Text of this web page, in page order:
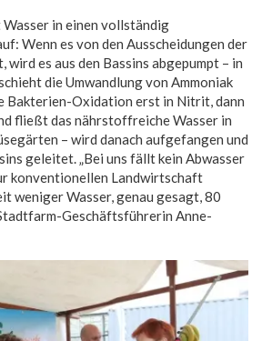
in einen vollständig
Wenn es von den Ausscheidungen der
es aus den Bassins abgepumpt – in
die Umwandlung von Ammoniak
Bakterien-Oxidation erst in Nitrit, dann
fließt das nährstoffreiche Wasser in
– wird danach aufgefangen und
geleitet. „Bei uns fällt kein Abwasser
konventionellen Landwirtschaft
weniger Wasser, genau gesagt, 80
Geschäftsführerin Anne-